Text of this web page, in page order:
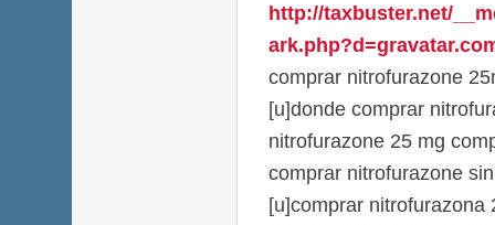
http://taxbuster.net/
comprar nitrofurazone
[u]donde comprar
nitrofurazone 25 mg
comprar nitrofurazone
[u]comprar nitrofurazona